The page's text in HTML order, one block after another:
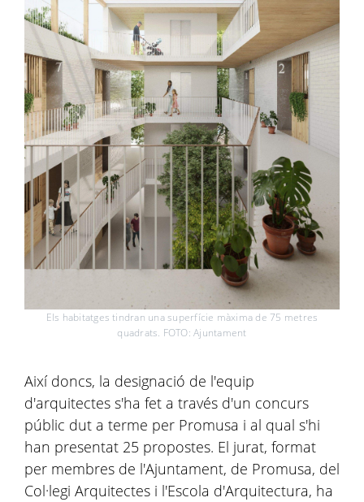
Els habitatges tindran una superfície màxima de 75 metres
quadrats. FOTO: Ajuntament
Així doncs, la designació de l'equip
d'arquitectes s'ha fet a través d'un concurs
públic dut a terme per Promusa i al qual s'hi
han presentat 25 propostes. El jurat, format
per membres de l'Ajuntament, de Promusa, del
Col·legi Arquitectes i l'Escola d'Arquitectura, ha